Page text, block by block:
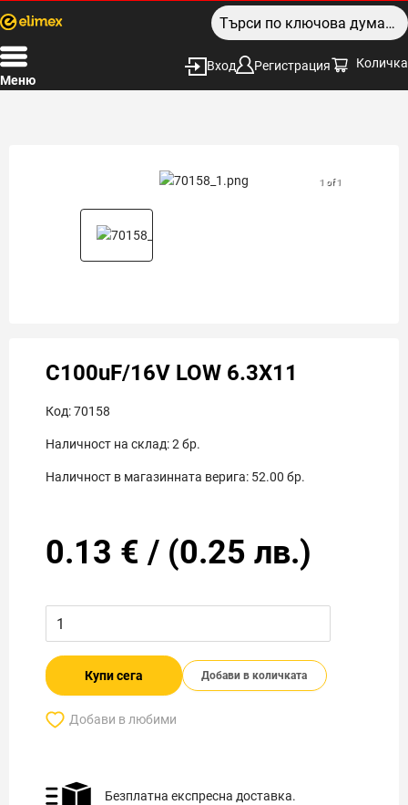
Меню
Вход Регистрация Количка
1 of 1
C100uF/16V LOW 6.3X11
Код:70158
Наличност на склад:2 бр.
Наличност в магазинната верига: 52.00 бр.
0.13 € / (0.25 лв.)
Купи сега Добави в количката
Добави в любими
Безплатна експресна доставка.